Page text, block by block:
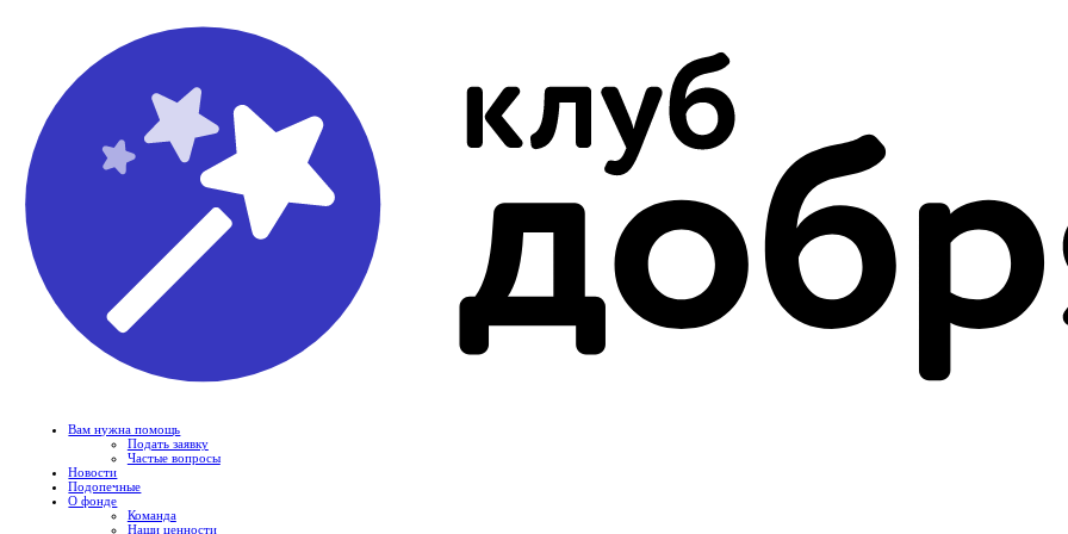
Вам нужна помощь
Подать заявку
Частые вопросы
Новости
Подопечные
О фонде
Команда
Наши ценности